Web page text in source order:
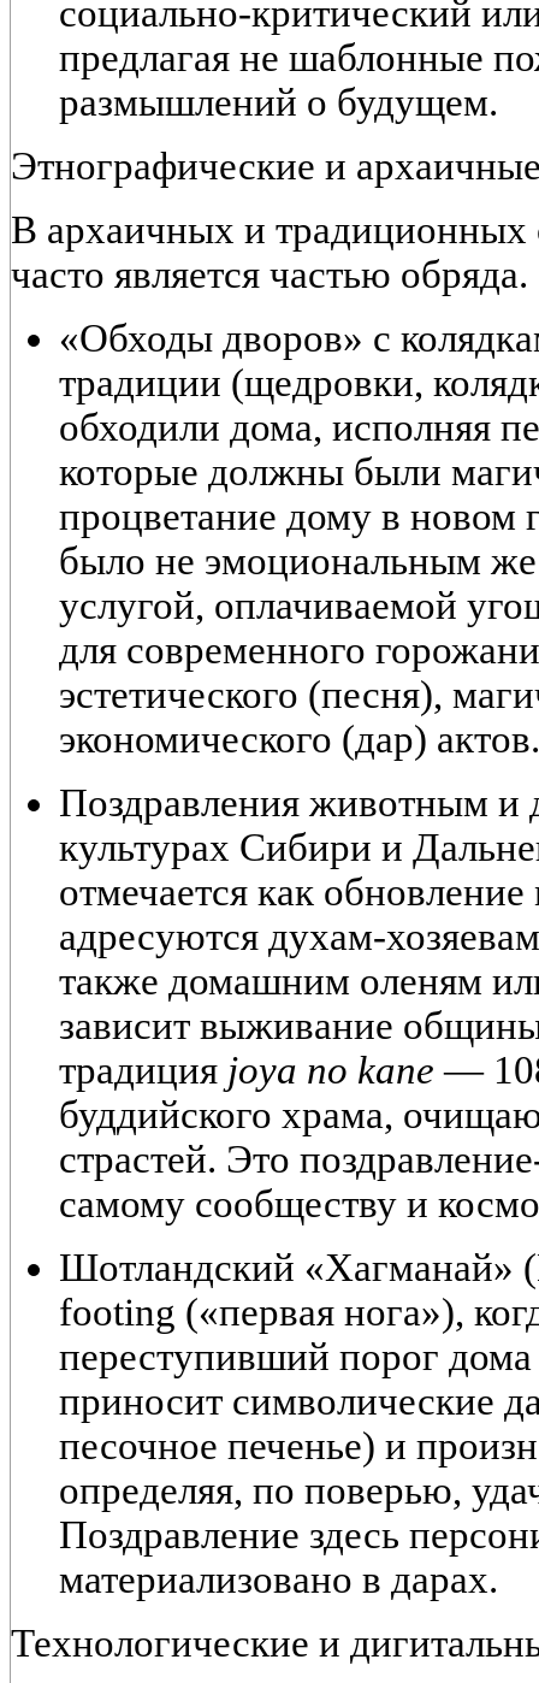
социально-критический
предлагая не шаблонные
размышлений о будущем.
Этнографические и
В архаичных и традиционных
часто является частью обряда.
«Обходы дворов» с
традиции (щедровки,
обходили дома, исполняя
которые должны были
процветание дому в новом
было не эмоциональным
услугой, оплачиваемой
для современного
эстетического (песня),
экономического (дар) актов.
Поздравления животным и
культурах Сибири и
отмечается как
адресуются духам-
также домашним оленям
зависит выживание
традиция joya no kane —
буддийского храма,
страстей. Это
самому сообществу и
Шотландский «Хагманай»
footing («первая нога»),
переступивший порог
приносит символические
песочное печенье) и
определяя, по поверью,
Поздравление здесь
материализовано в дарах.
Технологические и